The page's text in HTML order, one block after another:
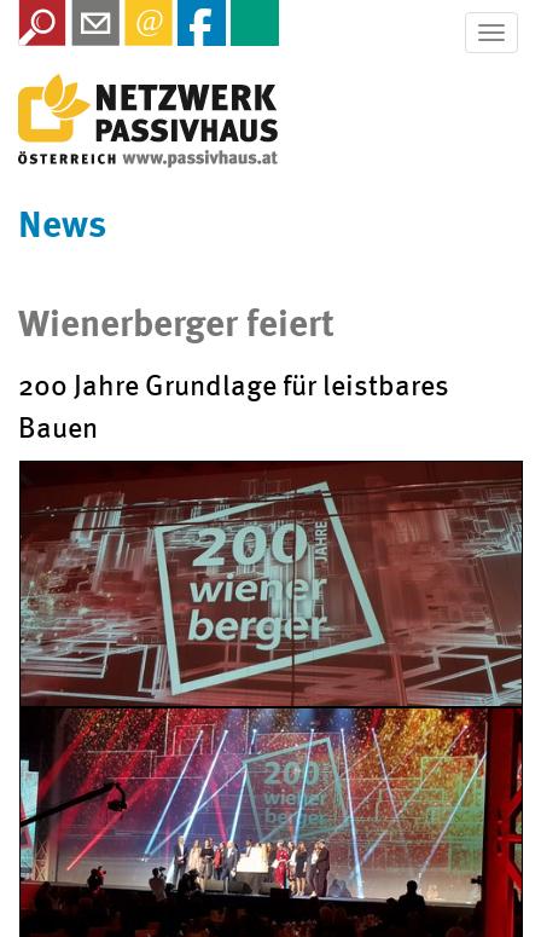
Toggle
News
Wienerberger feiert
200 Jahre Grundlage für leistbares
Bauen